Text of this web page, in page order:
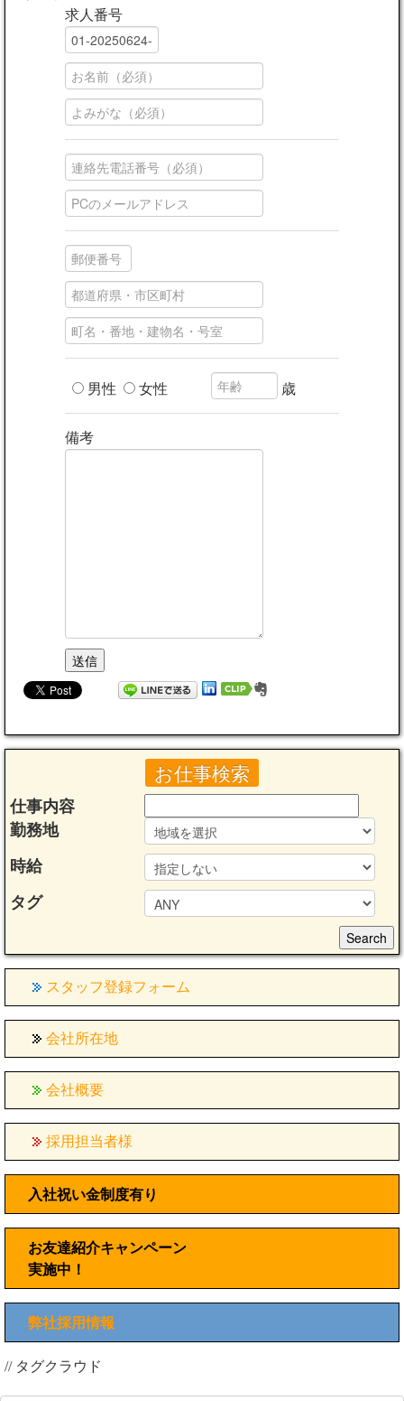
求人番号
男性 女性 歳
備考
お仕事検索
仕事内容
勤務地
時給
タグ
スタッフ登録フォーム
会社所在地
会社概要
採用担当者様
入社祝い金制度有り
お友達紹介キャンペーン
実施中！
弊社採用情報
// タグクラウド